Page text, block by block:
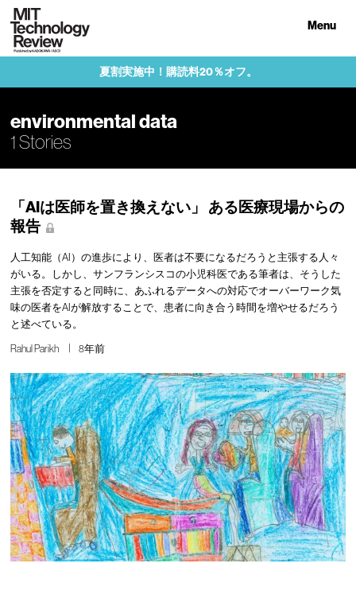
Menu
夏割実施中！購読料20％オフ。
environmental data
1 Stories
「AIは医師を置き換えない」 ある医療現場からの
報告
人工知能（AI）の進歩により、医者は不要になるだろうと主張する人々
がいる。しかし、サンフランシスコの小児科医である筆者は、そうした
主張を否定すると同時に、あふれるデータへの対応でオーバーワーク気
味の医者をAIが解放することで、患者に向き合う時間を増やせるだろう
と述べている。
Rahul Parikh 8年前